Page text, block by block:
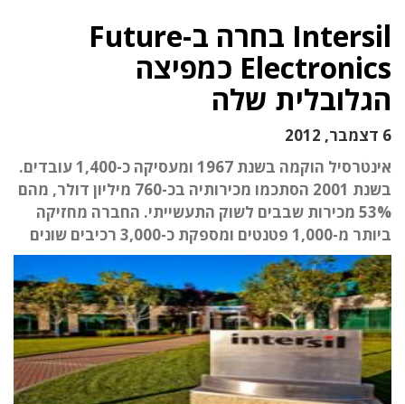
Intersil בחרה ב-Future
Electronics כמפיצה
הגלובלית שלה
6 דצמבר, 2012
אינטרסיל הוקמה בשנת 1967 ומעסיקה כ-1,400 עובדים.
בשנת 2001 הסתכמו מכירותיה בכ-760 מיליון דולר, מהם
53% מכירות שבבים לשוק התעשייתי. החברה מחזיקה
ביותר מ-1,000 פטנטים ומספקת כ-3,000 רכיבים שונים